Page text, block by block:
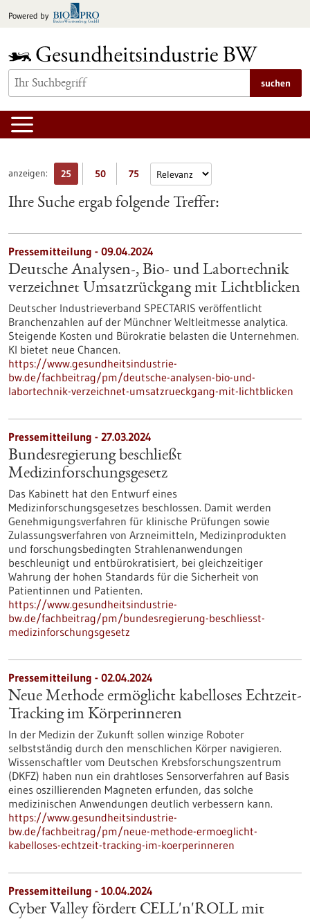
Inhalt
Powered by
suchen
anzeigen: 25 50 75
Ihre Suche ergab folgende Treffer:
Pressemitteilung - 09.04.2024
Deutsche Analysen-, Bio- und Labortechnik
verzeichnet Umsatzrückgang mit Lichtblicken
Deutscher Industrieverband SPECTARIS veröffentlicht
Branchenzahlen auf der Münchner Weltleitmesse analytica.
Steigende Kosten und Bürokratie belasten die Unternehmen.
KI bietet neue Chancen.
https://www.gesundheitsindustrie-
bw.de/fachbeitrag/pm/deutsche-analysen-bio-und-
labortechnik-verzeichnet-umsatzrueckgang-mit-lichtblicken
Pressemitteilung - 27.03.2024
Bundesregierung beschließt
Medizinforschungsgesetz
Das Kabinett hat den Entwurf eines
Medizinforschungsgesetzes beschlossen. Damit werden
Genehmigungsverfahren für klinische Prüfungen sowie
Zulassungsverfahren von Arzneimitteln, Medizinprodukten
und forschungsbedingten Strahlenanwendungen
beschleunigt und entbürokratisiert, bei gleichzeitiger
Wahrung der hohen Standards für die Sicherheit von
Patientinnen und Patienten.
https://www.gesundheitsindustrie-
bw.de/fachbeitrag/pm/bundesregierung-beschliesst-
medizinforschungsgesetz
Pressemitteilung - 02.04.2024
Neue Methode ermöglicht kabelloses Echtzeit-
Tracking im Körperinneren
In der Medizin der Zukunft sollen winzige Roboter
selbstständig durch den menschlichen Körper navigieren.
Wissenschaftler vom Deutschen Krebsforschungszentrum
(DKFZ) haben nun ein drahtloses Sensorverfahren auf Basis
eines oszillierenden Magneten erfunden, das solche
medizinischen Anwendungen deutlich verbessern kann.
https://www.gesundheitsindustrie-
bw.de/fachbeitrag/pm/neue-methode-ermoeglicht-
kabelloses-echtzeit-tracking-im-koerperinneren
Pressemitteilung - 10.04.2024
Cyber Valley fördert CELL'n'ROLL mit